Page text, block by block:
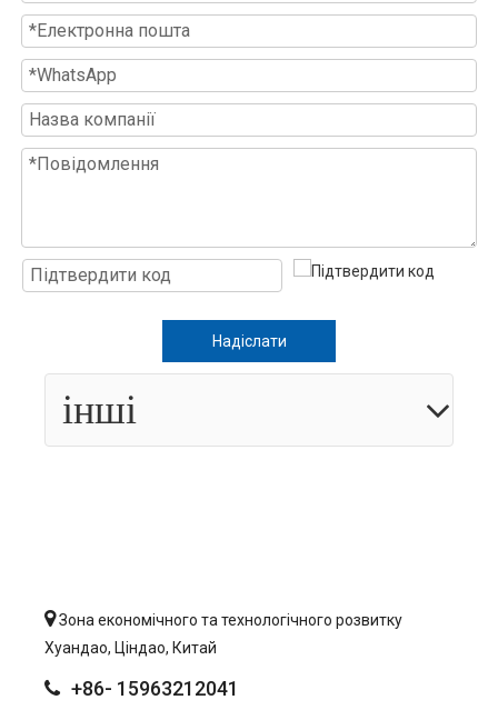
Надіслати
інші
Зона економічного та технологічного розвитку
Хуандао, Ціндао, Китай
 +86- 15963212041